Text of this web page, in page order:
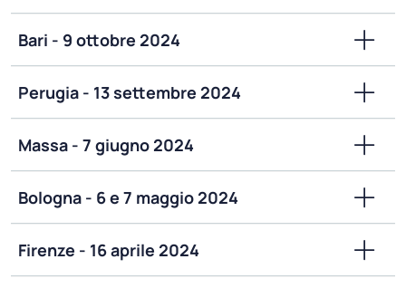
Bari - 9 ottobre 2024
Perugia - 13 settembre 2024
Massa - 7 giugno 2024
Bologna - 6 e 7 maggio 2024
Firenze - 16 aprile 2024